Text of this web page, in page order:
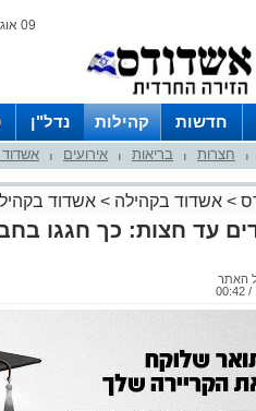
09 אוגוסט 2026 / 13:36
חדשות קהילות נדל"ן
חצרות בריאות אירועים
> אשדוד בקהילה > אשדוד
עד חצות: כך חגגו
האתר